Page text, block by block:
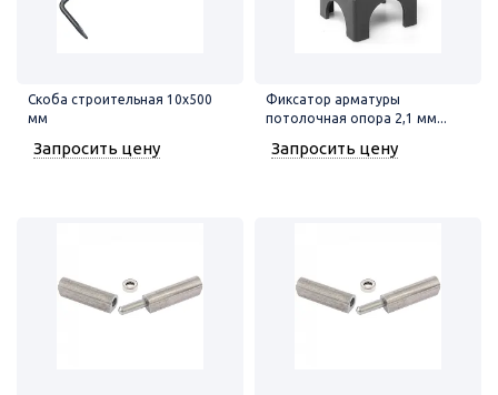
Скоба строительная 10х500
мм
Запросить цену
Фиксатор арматуры
потолочная опора 2,1 мм...
Запросить цену